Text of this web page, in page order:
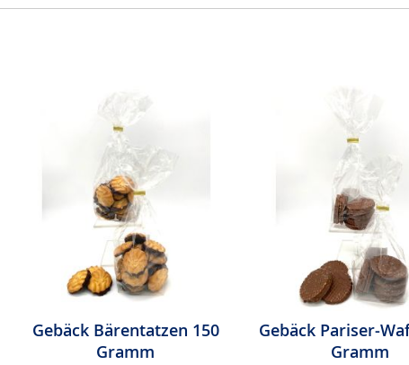
Gebäck Bärentatzen 150
Gramm
Gebäck Pariser-
Gramm